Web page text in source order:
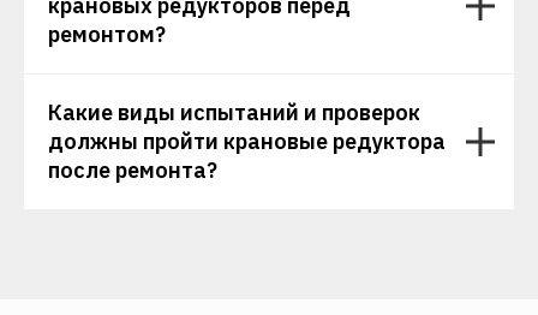
крановых редукторов перед
ремонтом?
Какие виды испытаний и проверок
должны пройти крановые редуктора
после ремонта?